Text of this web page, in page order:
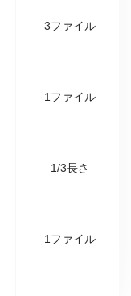
3ファイル
1ファイル
1/3長さ
1ファイル